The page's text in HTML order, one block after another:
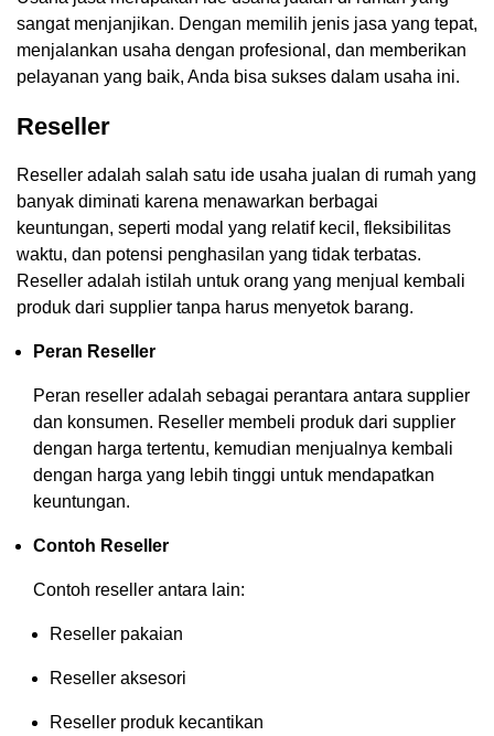
sangat menjanjikan. Dengan memilih jenis jasa yang tepat,
menjalankan usaha dengan profesional, dan memberikan
pelayanan yang baik, Anda bisa sukses dalam usaha ini.
Reseller
Reseller adalah salah satu ide usaha jualan di rumah yang
banyak diminati karena menawarkan berbagai
keuntungan, seperti modal yang relatif kecil, fleksibilitas
waktu, dan potensi penghasilan yang tidak terbatas.
Reseller adalah istilah untuk orang yang menjual kembali
produk dari supplier tanpa harus menyetok barang.
Peran Reseller
Peran reseller adalah sebagai perantara antara supplier
dan konsumen. Reseller membeli produk dari supplier
dengan harga tertentu, kemudian menjualnya kembali
dengan harga yang lebih tinggi untuk mendapatkan
keuntungan.
Contoh Reseller
Contoh reseller antara lain:
Reseller pakaian
Reseller aksesori
Reseller produk kecantikan